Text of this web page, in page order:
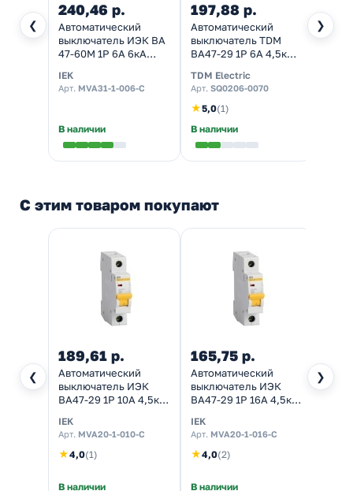
❮ ❯
240,46 р.
Автоматический
выключатель ИЭК ВА
47-60M 1Р 6А 6кА
(автомат
электрический)
IEK
Арт. MVA31-1-006-C
В наличии
197,88 р.
Автоматический
выключатель TDM
ВА47-29 1Р 6А 4,5кА
(автомат
электрический)
TDM Electric
Арт. SQ0206-0070
★5,0(1)
В наличии
С этим товаром покупают
❮ ❯
189,61 р.
Автоматический
выключатель ИЭК
ВА47-29 1Р 10А 4,5кА
(автомат
электрический)
IEK
Арт. MVA20-1-010-C
★4,0(1)
В наличии
165,75 р.
Автоматический
выключатель ИЭК
ВА47-29 1Р 16А 4,5кА
(автомат
электрический)
IEK
Арт. MVA20-1-016-C
★4,0(2)
В наличии